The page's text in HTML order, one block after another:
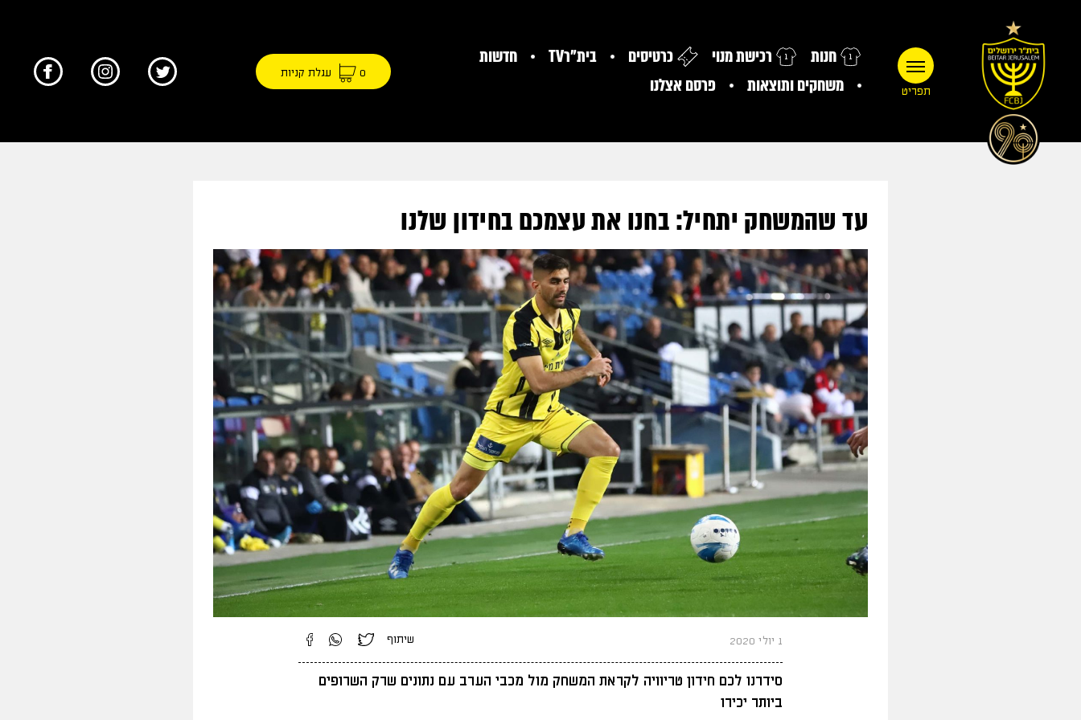
תפריט
חנות רכישת מנוי כרטיסים בית"רTV
חדשות
משחקים ותוצאות
פרסם אצלנו
0 עגלת קניות
עד שהמשחק יתחיל: בחנו את עצמכם בחידון שלנו
1 יולי 2020 שיתוף
סידרנו לכם חידון טריוויה לקראת המשחק מול מכבי הערב עם נתונים שרק השרופים
ביותר יכירו